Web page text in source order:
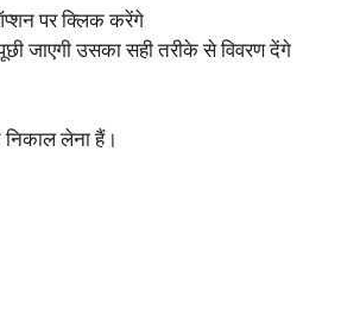
पर क्लिक करेंगे
जाएगी उसका सही तरीके से विवरण देंगे
लेना हैं।